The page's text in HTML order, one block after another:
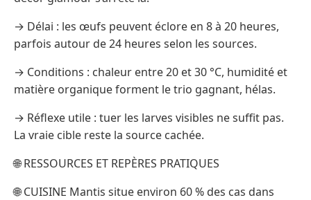
→ Délai : les œufs peuvent éclore en 8 à 20 heures,
parfois autour de 24 heures selon les sources.
→ Conditions : chaleur entre 20 et 30 °C, humidité et
matière organique forment le trio gagnant, hélas.
→ Réflexe utile : tuer les larves visibles ne suffit pas.
La vraie cible reste la source cachée.
🌐 RESSOURCES ET REPÈRES PRATIQUES
🌐 CUISINE Mantis situe environ 60 % des cas dans